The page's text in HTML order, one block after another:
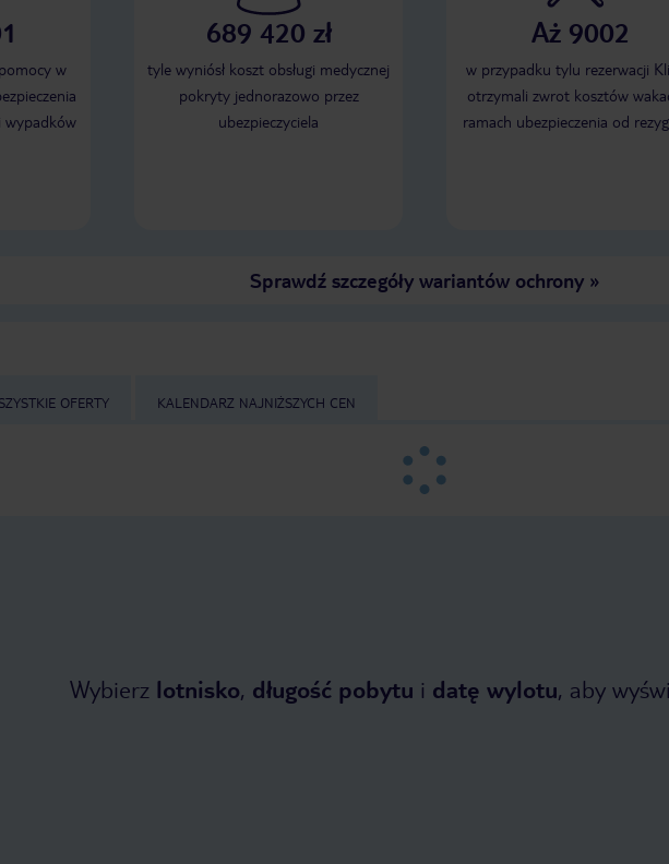
w
wypadków
689 420 zł
tyle wyniósł koszt obsługi medycznej
pokryty jednorazowo przez
ubezpieczyciela
Aż 9002
w przypadku tylu rezerwacji
otrzymali zwrot kosztów
ramach ubezpieczenia od
Sprawdź szczegóły wariantów ochrony»
OFERTY KALENDARZ NAJNIŻSZYCH CEN
Wybierz lotnisko, długość pobytu i datę wylotu, aby